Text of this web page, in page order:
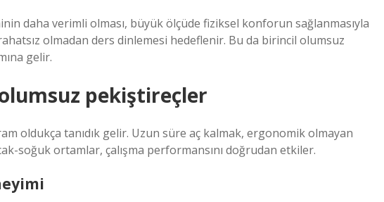
daha verimli olması, büyük ölçüde fiziksel konforun sağlanmasıyla
olmadan ders dinlemesi hedeflenir. Bu da birincil olumsuz
gelir.
pekiştireçler
oldukça tanıdık gelir. Uzun süre aç kalmak, ergonomik olmayan
soğuk ortamlar, çalışma performansını doğrudan etkiler.